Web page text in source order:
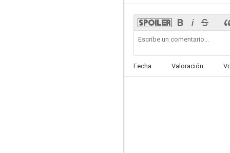
Fecha Valoración